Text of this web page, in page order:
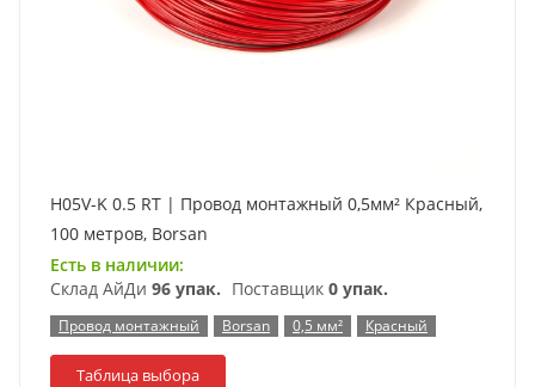
H05V-K 0.5 RT | Провод монтажный 0,5мм² Красный,
100 метров, Borsan
Есть в наличии:
Склад АйДи 96 упак. Поставщик 0 упак.
Провод монтажный Borsan 0,5 мм² Красный
Таблица выбора